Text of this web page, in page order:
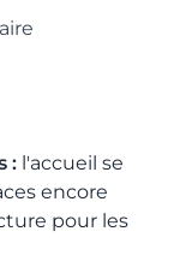
: l'accueil se
encore
pour les